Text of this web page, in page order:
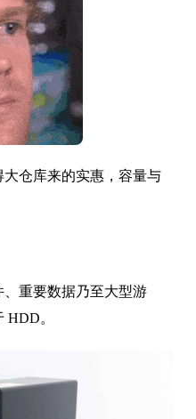
仓库来的实惠，容量与
重要数据乃至大型游
。